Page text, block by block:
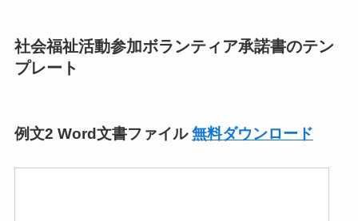
社会福祉活動参加ボランティア承諾書のテン
プレート
例文2 Word文書ファイル無料ダウンロード